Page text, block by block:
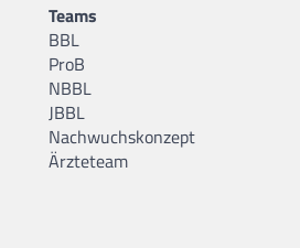
Teams
BBL
ProB
NBBL
JBBL
Nachwuchskonzept
Ärzteteam